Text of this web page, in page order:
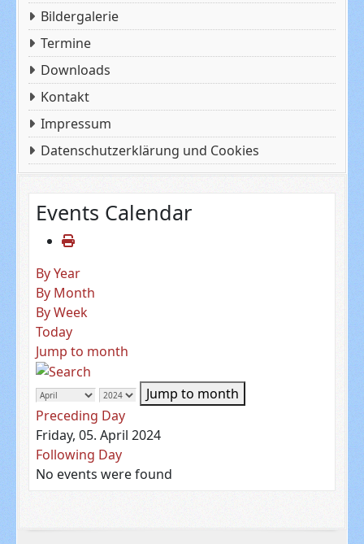
Bildergalerie
Termine
Downloads
Kontakt
Impressum
Datenschutzerklärung und Cookies
Events Calendar
By Year
By Month
By Week
Today
Jump to month
Jump to month
Preceding Day
Friday, 05. April 2024
Following Day
No events were found